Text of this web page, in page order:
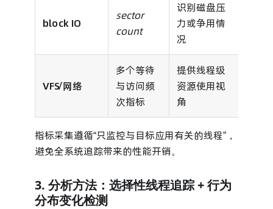
block IO
sector
count
识别磁盘压
力或争用情
况
VFS/网络
多个等待
与访问频
次指标
提供线程级
资源使用视
角
指标采集遵循“只监控与目标应用有关的线程”，
避免全系统追踪带来的性能开销。
3. 分析方法：选择性线程追踪 + 行为
分布变化检测